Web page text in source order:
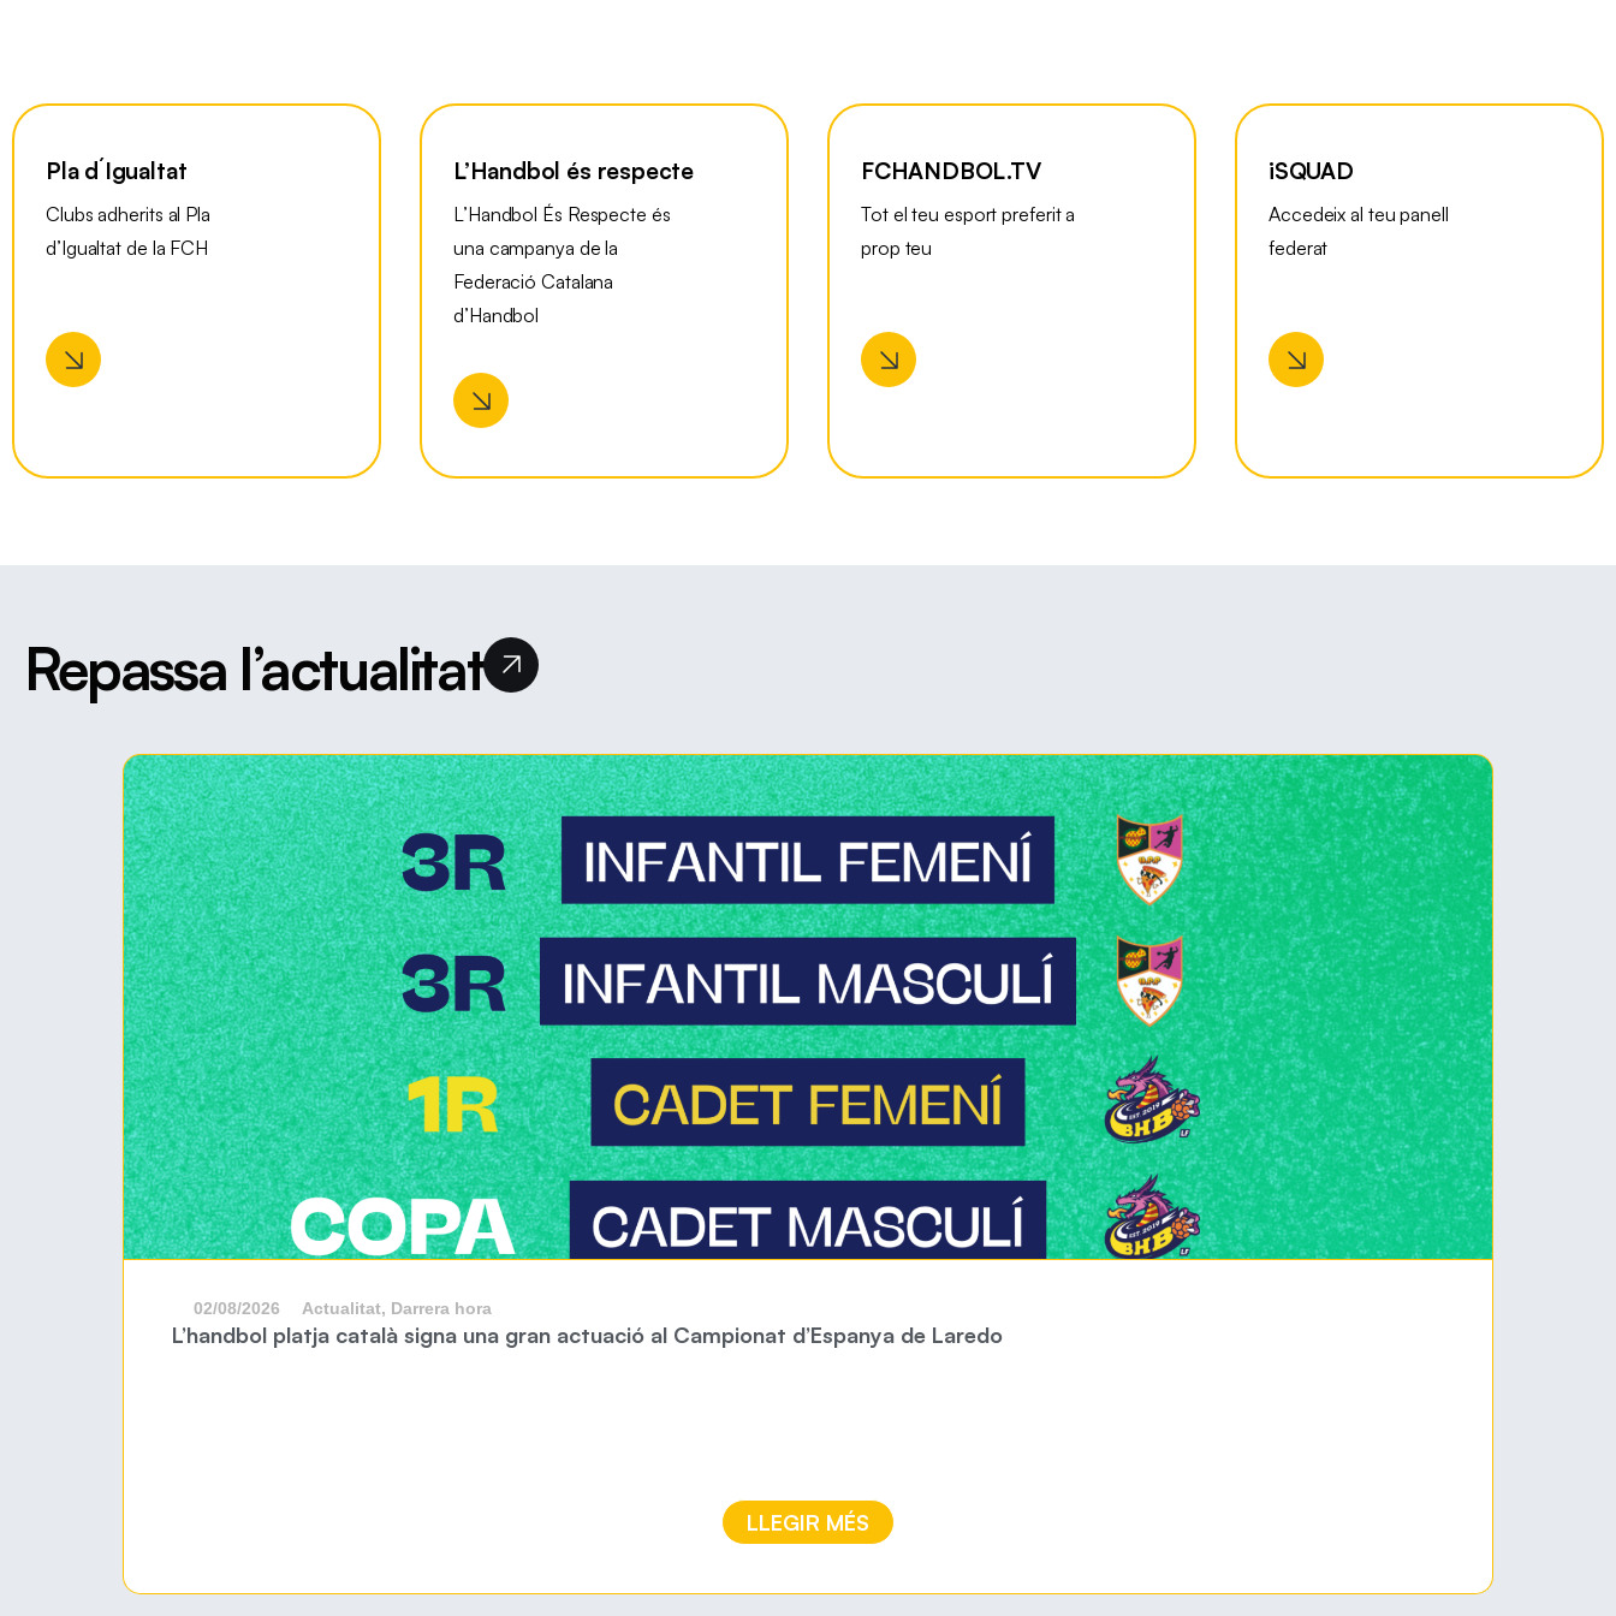
Pla d´Igualtat
Clubs adherits al Pla
d’Igualtat de la FCH
L’Handbol és respecte
L’Handbol És Respecte és
una campanya de la
Federació Catalana
d’Handbol
FCHANDBOL.TV
Tot el teu esport preferit a
prop teu
iSQUAD
Accedeix al teu panell
federat
Repassa l’actualitat
02/08/2026 Actualitat, Darrera hora
L’handbol platja català signa una gran actuació al Campionat d’Espanya de Laredo
LLEGIR MÉS